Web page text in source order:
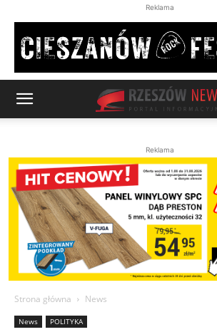
Reklama
Reklama
Strona główna News
News POLITYKA